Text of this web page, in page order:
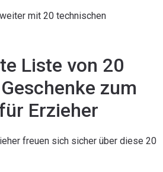
mit 20 technischen
Liste von 20
zum
Erzieher
freuen sich sicher über diese 20